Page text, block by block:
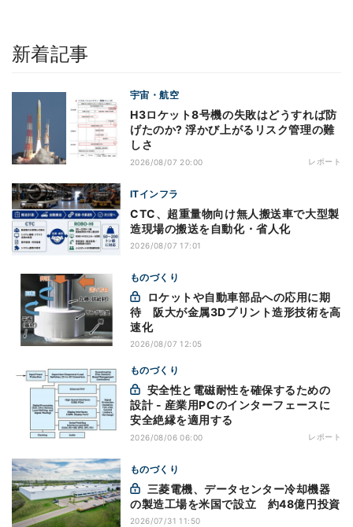
新着記事
宇宙・航空
H3ロケット8号機の失敗はどうすれば防
げたのか? 浮かび上がるリスク管理の難
しさ
2026/08/07 20:00 レポート
ITインフラ
CTC、超重量物向け無人搬送車で大型製
造現場の搬送を自動化・省人化
2026/08/07 17:01
ものづくり
待 阪大が金属3Dプリント造形技術を高
速化
2026/08/07 12:05
ものづくり
設計 - 産業用PCのインターフェースに
安全絶縁を適用する
2026/08/06 06:00 レポート
ものづくり
の製造工場を米国で設立 約48億円投資
2026/07/31 11:50